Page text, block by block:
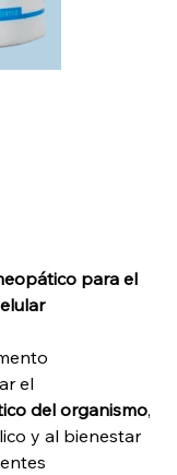
para el
el
del organismo,
y al bienestar